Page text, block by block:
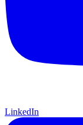
LinkedIn